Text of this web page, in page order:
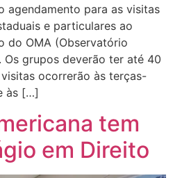
agendamento para as visitas
e particulares ao
do OMA (Observatório
Os grupos deverão ter até 40
ocorrerão às terças-
às […]
tem
em Direito